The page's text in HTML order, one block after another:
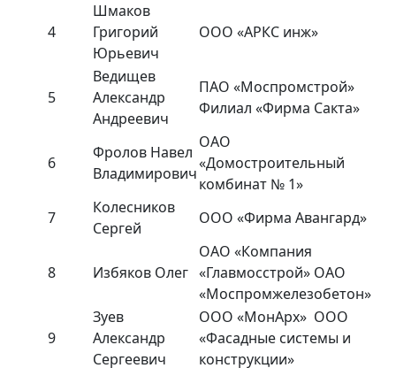
4
Шмаков
Григорий
Юрьевич
ООО «АРКС инж»
5
Ведищев
Александр
Андреевич
ПАО «Моспромстрой»
Филиал «Фирма Сакта»
6
Фролов Навел
Владимирович
ОАО
«Домостроительный
комбинат № 1»
7
Колесников
Сергей
ООО «Фирма Авангард»
8 Избяков Олег
ОАО «Компания
«Главмосстрой» ОАО
«Моспромжелезобетон»
9
Зуев
Александр
Сергеевич
ООО «МонАрх» ООО
«Фасадные системы и
конструкции»